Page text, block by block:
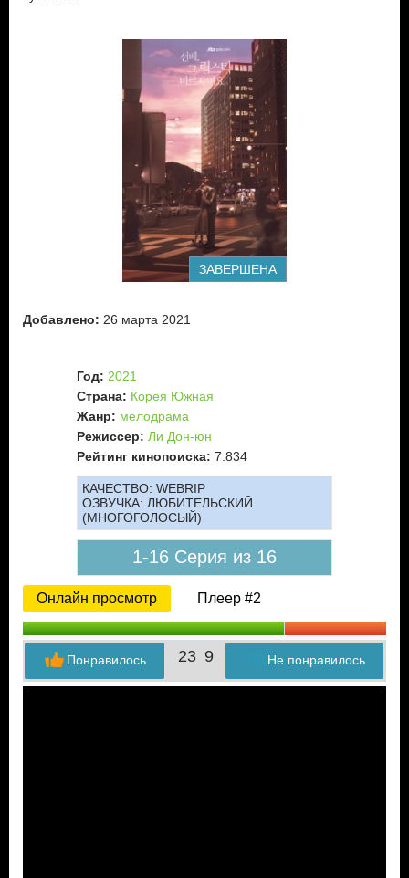
ЗАВЕРШЕНА
Добавлено: 26 марта 2021
Год: 2021
Страна: Корея Южная
Жанр: мелодрама
Режиссер: Ли Дон-юн
Рейтинг кинопоиска: 7.834
КАЧЕСТВО: WEBRIP
ОЗВУЧКА: ЛЮБИТЕЛЬСКИЙ
(МНОГОГОЛОСЫЙ)
1-16 Серия из 16
Онлайн просмотр Плеер #2
23 9 Не понравилось
Понравилось